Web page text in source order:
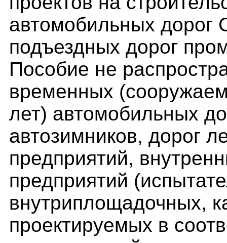
автомобильных дорог
подъездных дорог
Пособие не
временных
лет) автомобильных
автозимников, дорог
предприятий,
предприятий
внутриплощадочных,
проектируемых в